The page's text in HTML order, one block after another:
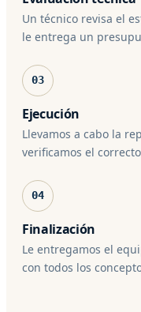
Un técnico revisa el
le entrega un
03
Ejecución
Llevamos a cabo la
verificamos el
04
Finalización
Le entregamos el
con todos los